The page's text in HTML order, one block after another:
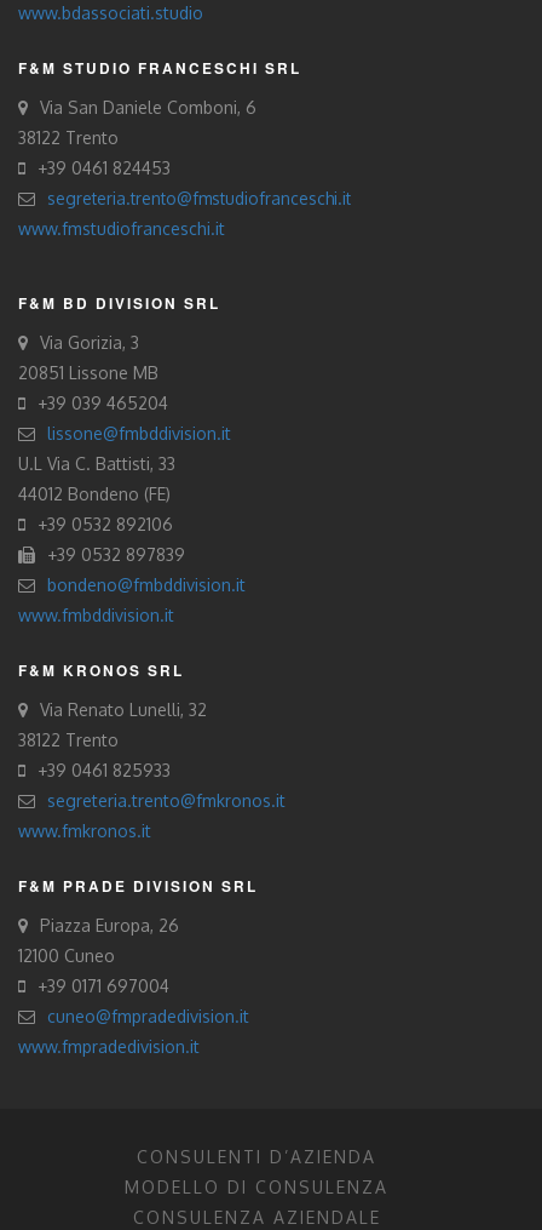
www.bdassociati.studio
F&M STUDIO FRANCESCHI SRL
Via San Daniele Comboni, 6
38122 Trento
+39 0461 824453
segreteria.trento@fmstudiofranceschi.it
www.fmstudiofranceschi.it
F&M BD DIVISION SRL
Via Gorizia, 3
20851 Lissone MB
+39 039 465204
lissone@fmbddivision.it
U.L Via C. Battisti, 33
44012 Bondeno (FE)
+39 0532 892106
+39 0532 897839
bondeno@fmbddivision.it
www.fmbddivision.it
F&M KRONOS SRL
Via Renato Lunelli, 32
38122 Trento
+39 0461 825933
segreteria.trento@fmkronos.it
www.fmkronos.it
F&M PRADE DIVISION SRL
Piazza Europa, 26
12100 Cuneo
+39 0171 697004
cuneo@fmpradedivision.it
www.fmpradedivision.it
CONSULENTI D’AZIENDA
MODELLO DI CONSULENZA
CONSULENZA AZIENDALE